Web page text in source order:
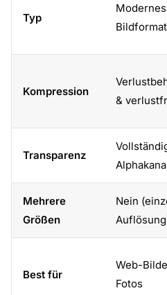
Typ
Modernes
Bildformat
Kompression
&
Transparenz
Mehrere
Größen
Nein
Best für
Web-
Fotos